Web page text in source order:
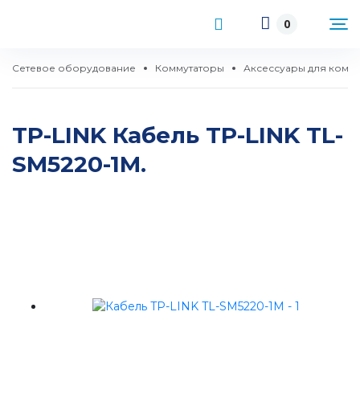
0
Сетевое оборудование Коммутаторы Аксессуары для
TP-LINK Кабель TP-LINK TL-
SM5220-1M.